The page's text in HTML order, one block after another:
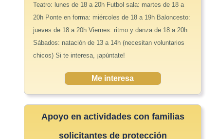
Teatro: lunes de 18 a 20h Futbol sala: martes de 18 a
20h Ponte en forma: miércoles de 18 a 19h Baloncesto:
jueves de 18 a 20h Viernes: ritmo y danza de 18 a 20h
Sábados: natación de 13 a 14h (necesitan voluntarios
chicos) Si te interesa, ¡apúntate!
Me interesa
Apoyo en actividades con familias
solicitantes de protección